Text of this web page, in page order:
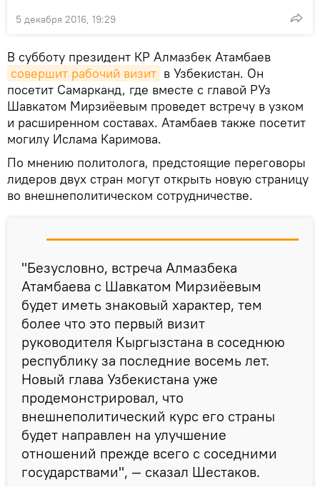
5 декабря 2016, 19:29
В субботу президент КР Алмазбек Атамбаев
совершит рабочий визит в Узбекистан. Он
посетит Самарканд, где вместе с главой РУз
Шавкатом Мирзиёевым проведет встречу в узком
и расширенном составах. Атамбаев также посетит
могилу Ислама Каримова.
По мнению политолога, предстоящие переговоры
лидеров двух стран могут открыть новую страницу
во внешнеполитическом сотрудничестве.
"Безусловно, встреча Алмазбека
Атамбаева с Шавкатом Мирзиёевым
будет иметь знаковый характер, тем
более что это первый визит
руководителя Кыргызстана в соседнюю
республику за последние восемь лет.
Новый глава Узбекистана уже
продемонстрировал, что
внешнеполитический курс его страны
будет направлен на улучшение
отношений прежде всего с соседними
государствами", — сказал Шестаков.